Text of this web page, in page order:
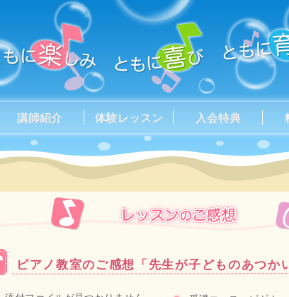
講師紹介 体験レッスン 入会特典
ピアノ教室のご感想「先生が子どものあつか